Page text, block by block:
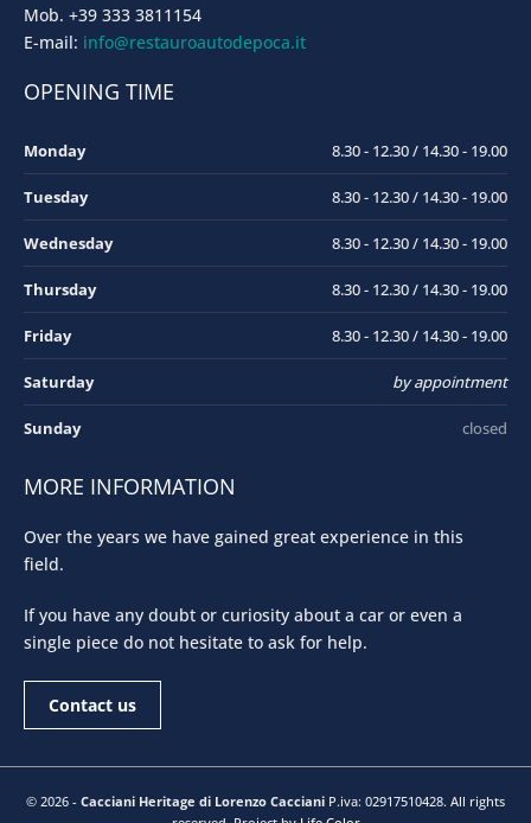
Mob. +39 333 3811154
E-mail: info@restauroautodepoca.it
OPENING TIME
Monday 8.30 - 12.30 / 14.30 - 19.00
Tuesday 8.30 - 12.30 / 14.30 - 19.00
Wednesday 8.30 - 12.30 / 14.30 - 19.00
Thursday 8.30 - 12.30 / 14.30 - 19.00
Friday 8.30 - 12.30 / 14.30 - 19.00
Saturday by appointment
Sunday closed
MORE INFORMATION
Over the years we have gained great experience in this
field.
If you have any doubt or curiosity about a car or even a
single piece do not hesitate to ask for help.
Contact us
© 2026 - Cacciani Heritage di Lorenzo Cacciani P.iva: 02917510428. All rights